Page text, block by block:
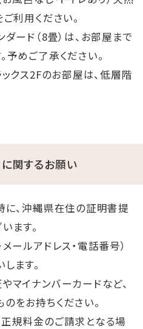
利用ください。
ード（8畳）は、お部屋まで
予めご了承ください。
クス2Fのお部屋は、低層階
に関するお願い
に、沖縄県在住の証明書提
ます。
ールアドレス・電話番号）
ます。
マイナンバーカードなど、
をお持ちください。
規料金のご請求となる場